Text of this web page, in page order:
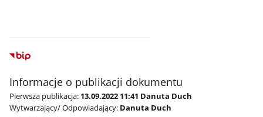
Informacje o publikacji dokumentu
Pierwsza publikacja: 13.09.2022 11:41 Danuta Duch
Wytwarzający/ Odpowiadający: Danuta Duch